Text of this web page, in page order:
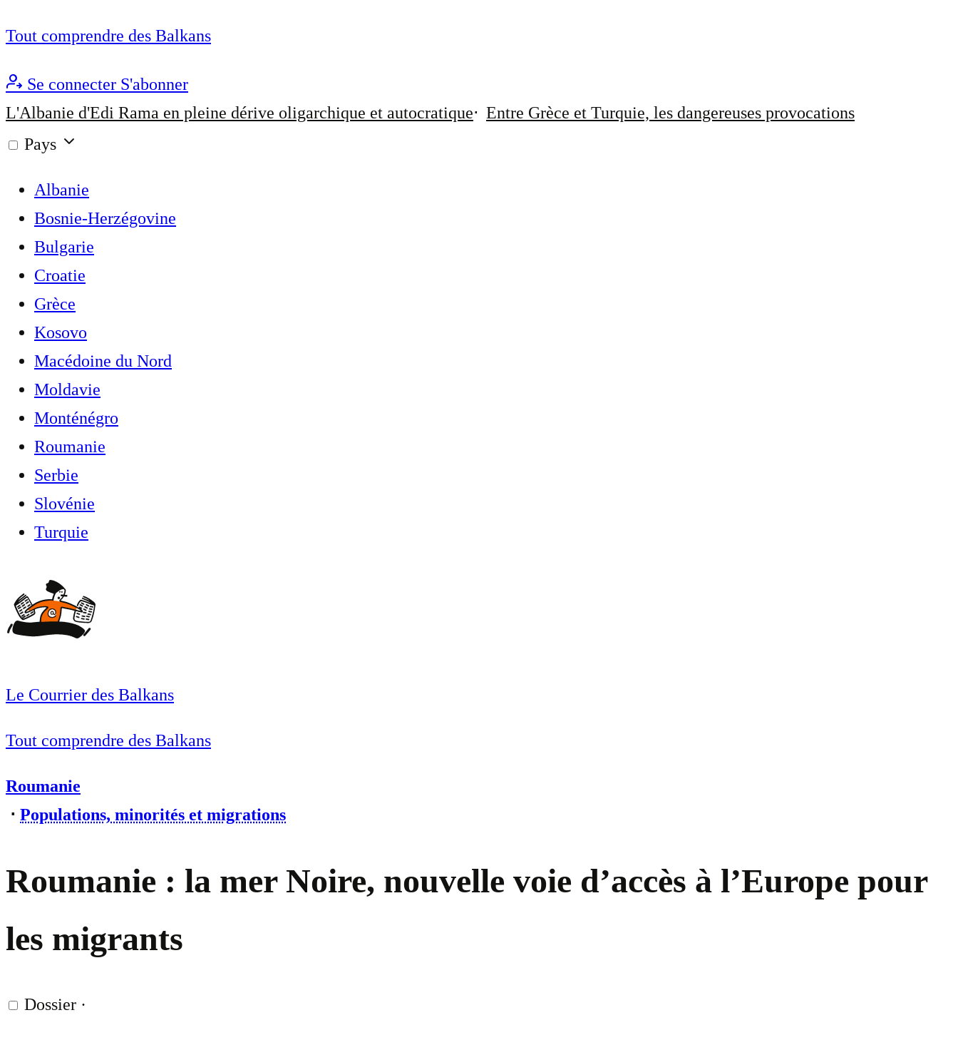
Tout comprendre des Balkans
Se connecter S'abonner
L'Albanie d'Edi Rama en pleine dérive oligarchique et autocratique
Entre Grèce et Turquie, les dangereuses provocations
Pays
Albanie
Bosnie-Herzégovine
Bulgarie
Croatie
Grèce
Kosovo
Macédoine du Nord
Moldavie
Monténégro
Roumanie
Serbie
Slovénie
Turquie
Le Courrier des Balkans
Tout comprendre des Balkans
Roumanie
⋅ Populations, minorités et migrations
Roumanie : la mer Noire, nouvelle voie d’accès à l’Europe pour
les migrants
Dossier ·